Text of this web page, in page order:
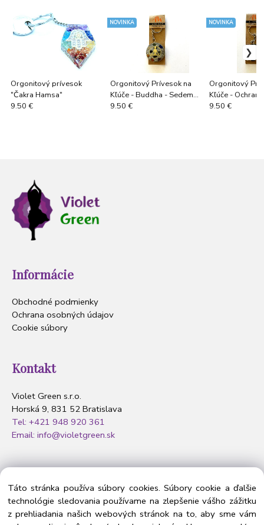
Orgonitový prívesok
"Čakra Hamsa"
9.50 €
Orgonitový Prívesok na
Kľúče - Buddha - Sedem
Čakier
NOVINKA
9.50 €
Orgonitový
Kľúče -
Turmalín
NOVINKA
9.50 €
Informácie
Obchodné podmienky
Ochrana osobných údajov
Cookie súbory
Kontakt
Violet Green s.r.o.
Horská 9, 831 52 Bratislava
Tel: +421 948 920 361
Email: info@violetgreen.sk
Táto stránka používa súbory cookies. Súbory cookie a ďalšie
technológie sledovania používame na zlepšenie vášho zážitku
z prehliadania našich webových stránok na to, aby sme vám